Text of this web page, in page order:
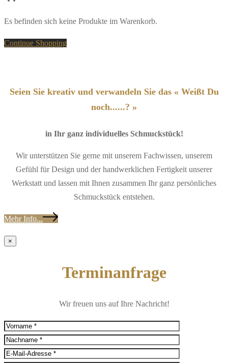
Es befinden sich keine Produkte im Warenkorb.
Continue Shopping
Seien Sie kreativ und verwandeln Sie das « Weißt Du
noch......? »
in Ihr ganz individuelles Schmuckstück!
Wir unterstützen Sie gerne mit unserem Fachwissen, unserem
Gefühl für Design und der handwerklichen Fertigkeit unserer
Werkstatt und lassen mit Ihnen zusammen Ihr ganz persönliches
Schmuckstück entstehen.
Mehr Info...
×
Terminanfrage
Wir freuen uns auf Ihre Nachricht!